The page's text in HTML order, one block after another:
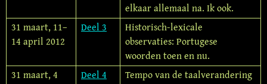
elkaar allemaal na. Ik ook.
31 maart, 11–
14 april 2012
Deel 3
Historisch-lexicale
observaties: Portugese
woorden toen en nu.
31 maart, 4
Deel 4
Tempo van de taalverandering